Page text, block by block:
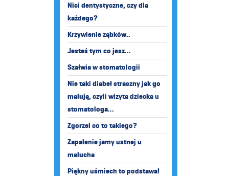
Nici dentystyczne, czy dla
każdego?
Krzywienie ząbków..
Jesteś tym co jesz...
Szałwia w stomatologii
Nie taki diabeł straszny jak go
malują, czyli wizyta dziecka u
stomatologa...
Zgorzel co to takiego?
Zapalenie jamy ustnej u
malucha
Piękny uśmiech to podstawa!